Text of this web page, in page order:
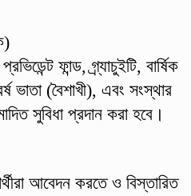
ফান্ড, গ্র্যাচুইটি, বার্ষিক
ভাতা (বৈশাখী), এবং সংস্থার
সুবিধা প্রদান করা হবে।
আবেদন করতে ও বিস্তারিত